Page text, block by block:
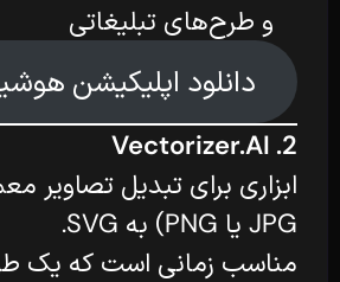
و طرح‌های تبلیغاتی
دانلود اپلیکیشن
2. Vectorizer.AI
ابزاری برای تبدیل تصاویر
JPG یا PNG) به SVG.
مناسب زمانی است که یک